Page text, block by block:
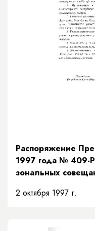
Распоряжение
1997 года № 409-
зональных
2 октября 1997 г.